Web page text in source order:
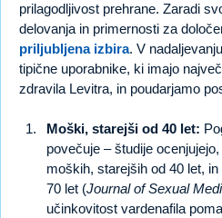
prilagodljivost prehrane. Zaradi
delovanja in primernosti za
priljubljena izbira. V
tipične uporabnike, ki imajo
zdravila Levitra, in poudarjamo
Moški, starejši od 40 let:
povečuje – študije
moških, starejših od 40 let,
70 let (Journal of Sexual
učinkovitost vardenafila